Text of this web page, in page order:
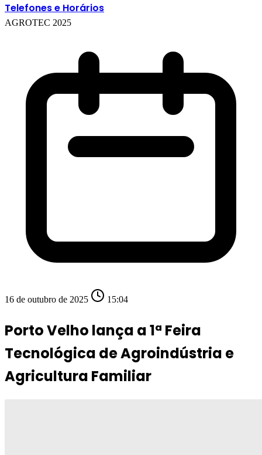
Telefones e Horários
AGROTEC 2025
16 de outubro de 2025 15:04
Porto Velho lança a 1ª Feira
Tecnológica de Agroindústria e
Agricultura Familiar